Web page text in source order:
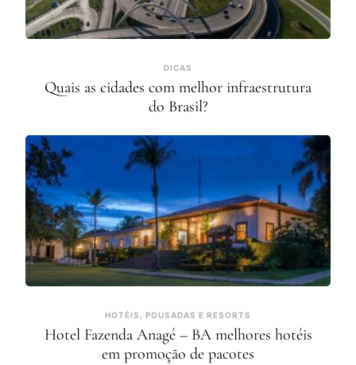
DICAS
Quais as cidades com melhor infraestrutura
do Brasil?
HOTÉIS, POUSADAS E RESORTS
Hotel Fazenda Anagé – BA melhores hotéis
em promoção de pacotes